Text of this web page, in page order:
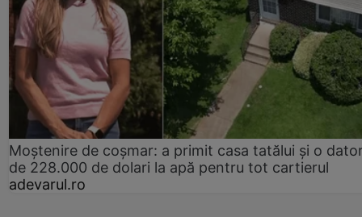
Moștenire de coșmar: a primit casa tatălui și o
de 228.000 de dolari la apă pentru tot cartierul
adevarul.ro